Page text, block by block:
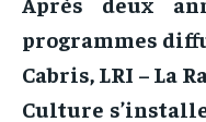
programmes
Cabris, LRI – La
Culture